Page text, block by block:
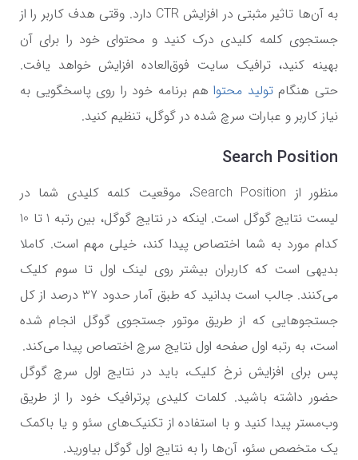
به آن‌ها تاثیر مثبتی در افزایش CTR دارد. وقتی هدف کاربر را از
جستجوی کلمه کلیدی درک کنید و محتوای خود را برای آن
بهینه کنید، ترافیک سایت فوق‌العاده افزایش خواهد یافت.
حتی هنگامتولید محتواهم برنامه خود را روی پاسخگویی به
نیاز کاربر و عبارات سرچ شده در گوگل، تنظیم کنید.
Search Position
منظور از Search Position، موقعیت کلمه کلیدی شما در
لیست نتایج گوگل است. اینکه در نتایج گوگل، بین رتبه 1 تا 10
کدام مورد به شما اختصاص پیدا کند، خیلی مهم است. کاملا
بدیهی است که کاربران بیشتر روی لینک اول تا سوم کلیک
می‌کنند. جالب است بدانید که طبق آمار حدود 37 درصد از کل
جستجوهایی که از طریق موتور جستجوی گوگل انجام شده
است، به رتبه اول صفحه اول نتایج سرچ اختصاص پیدا می‌کند.
پس برای افزایش نرخ کلیک، باید در نتایج اول سرچ گوگل
حضور داشته باشید. کلمات کلیدی پرترافیک خود را از طریق
وب‌مستر پیدا کنید و با استفاده از تکنیک‌های سئو و یا باکمک
یک متخصص سئو، آن‌ها را به نتایج اول گوگل بیاورید.